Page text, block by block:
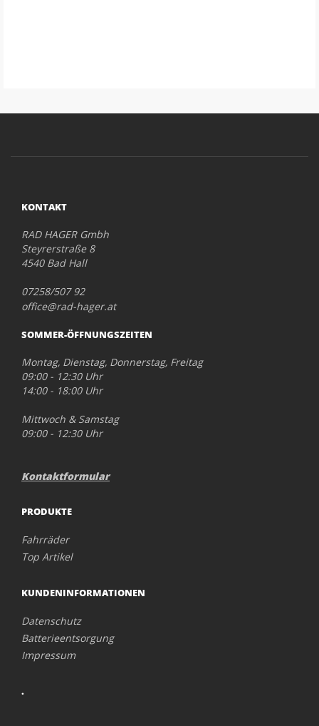
KONTAKT
RAD HAGER Gmbh
Steyrerstraße 8
4540 Bad Hall
07258/507 92
office@rad-hager.at
SOMMER-ÖFFNUNGSZEITEN
Montag, Dienstag, Donnerstag, Freitag
09:00 - 12:30 Uhr
14:00 - 18:00 Uhr
Mittwoch & Samstag
09:00 - 12:30 Uhr
Kontaktformular
PRODUKTE
Fahrräder
Top Artikel
KUNDENINFORMATIONEN
Datenschutz
Batterieentsorgung
Impressum
.